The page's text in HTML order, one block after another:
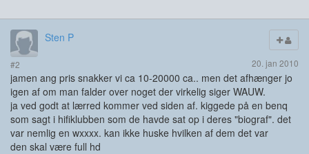
Sten P
#2 20. jan 2010
jamen ang pris snakker vi ca 10-20000 ca.. men det afhænger jo
igen af om man falder over noget der virkelig siger WAUW.
ja ved godt at lærred kommer ved siden af. kiggede på en benq
som sagt i hifiklubben som de havde sat op i deres "biograf". det
var nemlig en wxxxx. kan ikke huske hvilken af dem det var
den skal være full hd